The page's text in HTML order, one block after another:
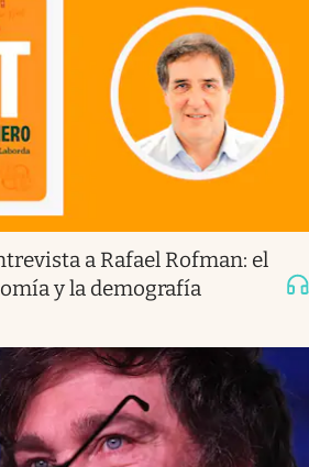
a Rafael Rofman: el
y la demografía